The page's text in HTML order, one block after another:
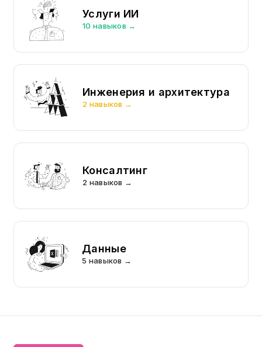
Услуги ИИ
10 навыков →
Инженерия и архитектура
2 навыков →
Консалтинг
2 навыков →
Данные
5 навыков →